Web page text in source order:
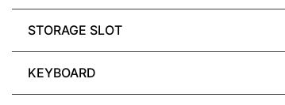
STORAGE SLOT
KEYBOARD